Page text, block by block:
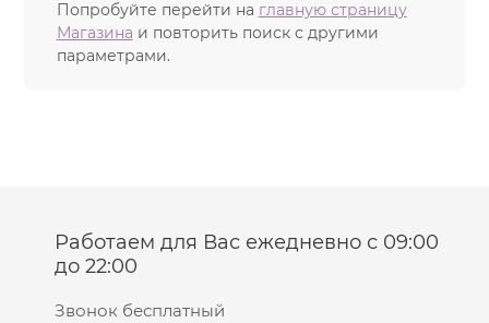
Попробуйте перейти на главную страницу
Магазина и повторить поиск с другими
параметрами.
Работаем для Вас ежедневно с 09:00
до 22:00
Звонок бесплатный